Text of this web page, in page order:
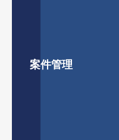
案件管理